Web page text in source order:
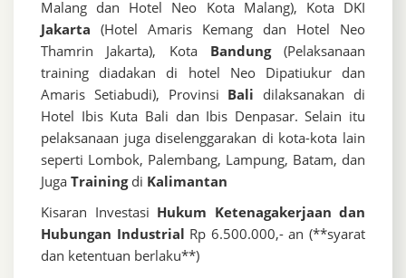
Malang dan Hotel Neo Kota Malang), Kota DKI
Jakarta (Hotel Amaris Kemang dan Hotel Neo
Thamrin Jakarta), Kota Bandung(Pelaksanaan
training diadakan di hotel Neo Dipatiukur dan
Amaris Setiabudi), Provinsi Bali dilaksanakan di
Hotel Ibis Kuta Bali dan Ibis Denpasar. Selain itu
pelaksanaan juga diselenggarakan di kota-kota lain
seperti Lombok, Palembang, Lampung, Batam, dan
Juga Trainingdi Kalimantan
Kisaran Investasi Hukum Ketenagakerjaan dan
Hubungan Industrial Rp 6.500.000,- an (**syarat
dan ketentuan berlaku**)